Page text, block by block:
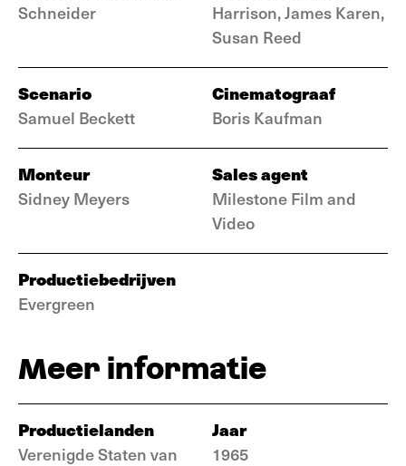
Schneider
Harrison, James Karen,
Susan Reed
Scenario
Samuel Beckett
Cinematograaf
Boris Kaufman
Monteur
Sidney Meyers
Sales agent
Milestone Film and
Video
Productiebedrijven
Evergreen
Meer informatie
Productielanden
Verenigde Staten van
Jaar
1965